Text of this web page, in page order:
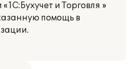
и Торговля »
помощь в